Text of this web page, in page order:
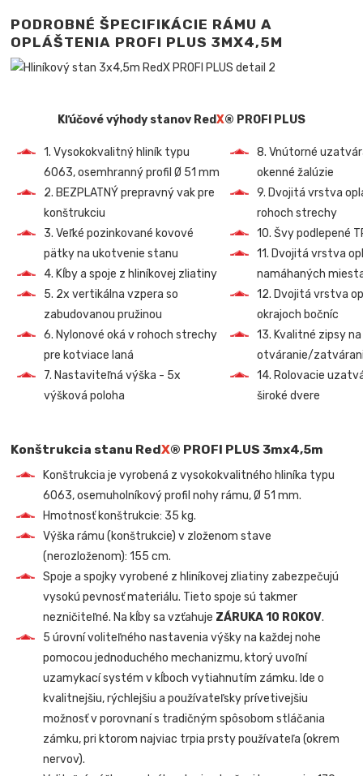
PODROBNÉ ŠPECIFIKÁCIE RÁMU A
OPLÁŠTENIA PROFI PLUS 3MX4,5M
Kľúčové výhody stanov RedX® PROFI PLUS
1. Vysokokvalitný hliník typu
6063, osemhranný profil Ø 51 mm
2. BEZPLATNÝ prepravný vak pre
konštrukciu
3. Veľké pozinkované kovové
pätky na ukotvenie stanu
4. Kĺby a spoje z hliníkovej zliatiny
5. 2x vertikálna vzpera so
zabudovanou pružinou
6. Nylonové oká v rohoch strechy
pre kotviace laná
7. Nastaviteľná výška - 5x
výšková poloha
8. Vnútorné
okenné žalúzie
9. Dvojitá vrstva
rohoch strechy
10. Švy podlepené
11. Dvojitá vrstva
namáhaných
12. Dvojitá vrstva
okrajoch bočníc
13. Kvalitné zipsy na
otváranie/
14. Rolovacie
široké dvere
Konštrukcia stanu RedX® PROFI PLUS 3mx4,5m
Konštrukcia je vyrobená z vysokokvalitného hliníka typu
6063, osemuholníkový profil nohy rámu, Ø 51 mm.
Hmotnosť konštrukcie: 35 kg.
Výška rámu (konštrukcie) v zloženom stave
(nerozloženom): 155 cm.
Spoje a spojky vyrobené z hliníkovej zliatiny zabezpečujú
vysokú pevnosť materiálu. Tieto spoje sú takmer
nezničiteľné. Na kĺby sa vzťahuje ZÁRUKA 10 ROKOV.
5 úrovní voliteľného nastavenia výšky na každej nohe
pomocou jednoduchého mechanizmu, ktorý uvoľní
uzamykací systém v kĺboch vytiahnutím zámku. Ide o
kvalitnejšiu, rýchlejšiu a používateľsky prívetivejšiu
možnosť v porovnaní s tradičným spôsobom stláčania
zámku, pri ktorom najviac trpia prsty používateľa (okrem
nervov).